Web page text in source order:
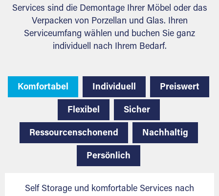
Services sind die Demontage Ihrer Möbel oder das
Verpacken von Porzellan und Glas. Ihren
Serviceumfang wählen und buchen Sie ganz
individuell nach Ihrem Bedarf.
Komfortabel Individuell Preiswert
Flexibel Sicher
Ressourcenschonend Nachhaltig
Persönlich
Self Storage und komfortable Services nach